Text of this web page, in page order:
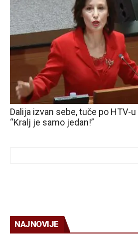
Dalija izvan sebe, tuče po HTV-
“Kralj je samo jedan!”
NAJNOVIJE